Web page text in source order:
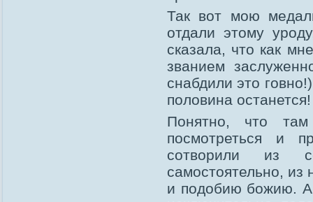
Так вот мою
отдали этому
сказала, что как
званием
снабдили это
половина
Понятно, что
посмотреться и
сотворили из
самостоятельно, из
и подобию божию. А